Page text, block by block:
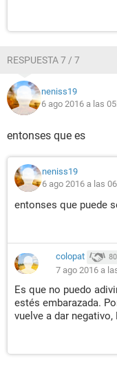
RESPUESTA 7 / 7
neniss19
6 ago 2016 a las
entonses que es
neniss19
6 ago 2016 a las
entonses que puede
colopat 80
7 ago 2016 a
Es que no puedo
estés embarazada.
vuelve a dar negativo,